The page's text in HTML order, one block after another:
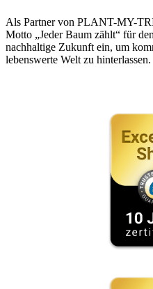
Als Partner von PLANT-MY-
Motto „Jeder Baum zählt“ für
nachhaltige Zukunft ein, um
lebenswerte Welt zu hinterlassen.